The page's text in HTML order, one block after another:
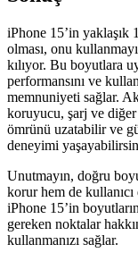
iPhone 15’in
olması, onu
kılıyor. Bu boyutlara
performansını ve
memnuniyeti sağlar.
koruyucu, şarj ve diğer
ömrünü uzatabilir ve
deneyimi
Unutmayın, doğru
korur hem de
iPhone 15’in
gereken noktalar
kullanmanızı sağlar.